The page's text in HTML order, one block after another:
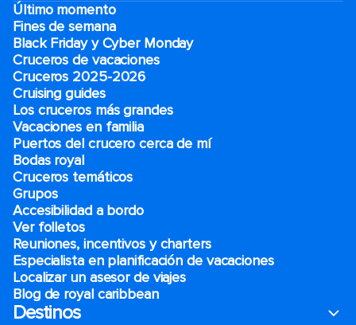
Último momento
Fines de semana
Black Friday y Cyber Monday
Cruceros de vacaciones
Cruceros 2025-2026
Cruising guides
Los cruceros más grandes
Vacaciones en familia
Puertos del crucero cerca de mí
Bodas royal
Cruceros temáticos
Grupos
Accesibilidad a bordo
Ver folletos
Reuniones, incentivos y charters​
Especialista en planificación de vacaciones
Localizar un asesor de viajes
Blog de royal caribbean
Destinos